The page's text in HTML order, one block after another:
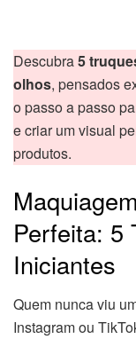
Descubra5
olhos, pensados
o passo a passo
e criar um visual
produtos.
Perfeita: 5
Iniciantes
Quem nunca viu
Instagram ou